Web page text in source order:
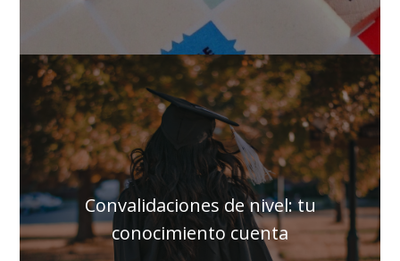
Convalidaciones de nivel: tu
conocimiento cuenta